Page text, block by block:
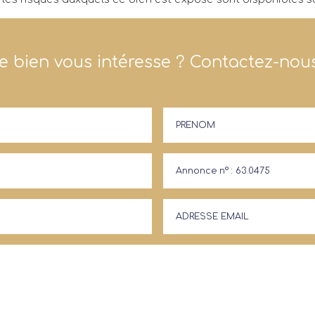
bien vous intéresse ? Contactez-